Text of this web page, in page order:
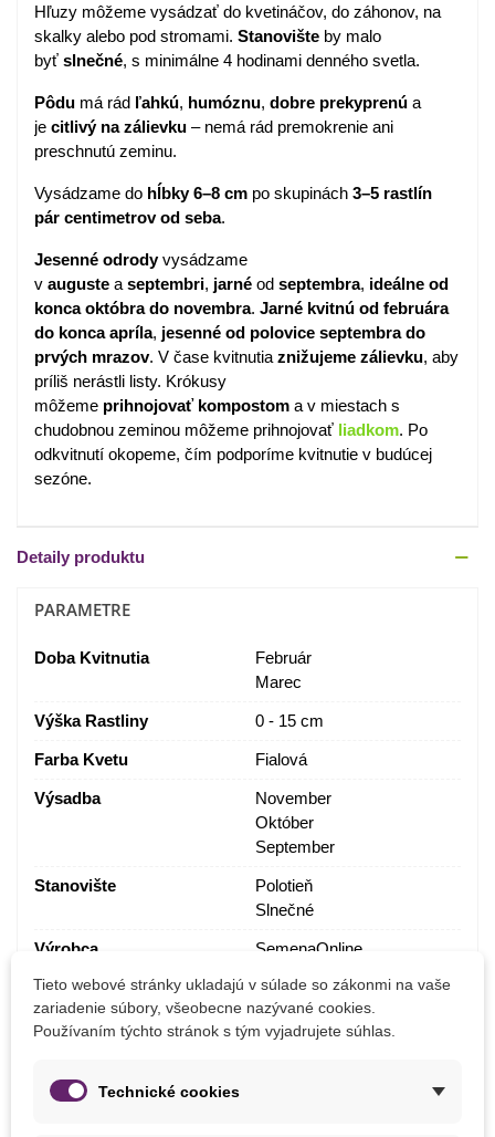
Hľuzy môžeme vysádzať do kvetináčov, do záhonov, na
skalky alebo pod stromami. Stanovište by malo
byť slnečné, s minimálne 4 hodinami denného svetla.
Pôdu má rád ľahkú, humóznu, dobre prekyprenú a
je citlivý na zálievku – nemá rád premokrenie ani
preschnutú zeminu.
Vysádzame do hĺbky 6–8 cm po skupinách 3–5 rastlín
pár centimetrov od seba.
Jesenné odrodyvysádzame
v auguste a septembri, jarné od septembra, ideálne od
konca októbra do novembra. Jarné kvitnú od februára
do konca apríla, jesenné od polovice septembra do
prvých mrazov. V čase kvitnutia znižujeme zálievku, aby
príliš nerástli listy. Krókusy
môžeme prihnojovať kompostom a v miestach s
chudobnou zeminou môžeme prihnojovať liadkom. Po
odkvitnutí okopeme, čím podporíme kvitnutie v budúcej
sezóne.
Detaily produktu
PARAMETRE
Doba Kvitnutia
Február
Marec
Výška Rastliny 0 - 15 cm
Farba Kvetu Fialová
Výsadba
November
Október
September
Stanovište
Polotieň
Slnečné
Výrobca SemenaOnline
Ročné Obdobie Kvitnutia Kvitnúce na jar
Obdobie Výsadby Jeseň
Balenie cibuľovín
Tieto webové stránky ukladajú v súlade so zákonmi na vaše
zariadenie súbory, všeobecne nazývané cookies.
Používaním týchto stránok s tým vyjadrujete súhlas.
Technické cookies